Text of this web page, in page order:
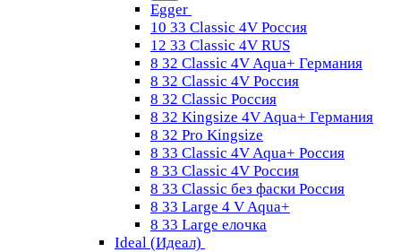
Egger
10 33 Classic 4V Россия
12 33 Classic 4V RUS
8 32 Classic 4V Aqua+ Германия
8 32 Classic 4V Россия
8 32 Classic Россия
8 32 Kingsize 4V Aqua+ Германия
8 32 Pro Kingsize
8 33 Classic 4V Aqua+ Россия
8 33 Classic 4V Россия
8 33 Classic без фаски Россия
8 33 Large 4 V Aqua+
8 33 Large елочка
Ideal (Идеал)